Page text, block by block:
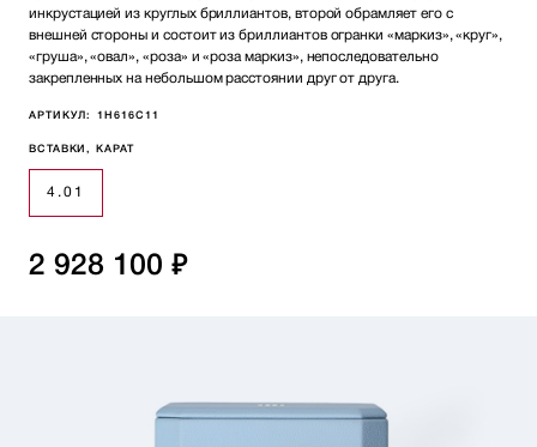
инкрустацией из круглых бриллиантов, второй обрамляет его с
внешней стороны и состоит из бриллиантов огранки «маркиз», «круг»,
«груша», «овал», «роза» и «роза маркиз», непоследовательно
закрепленных на небольшом расстоянии друг от друга.
АРТИКУЛ: 1H616C11
ВСТАВКИ, КАРАТ
4.01
2 928 100 ₽